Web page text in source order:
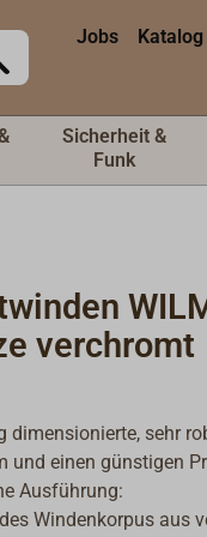
Jobs Katalog
Sicherheit &
Funk
verchromt
dimensionierte, sehr
und einen günstigen
Ausführung:
Windenkorpus aus